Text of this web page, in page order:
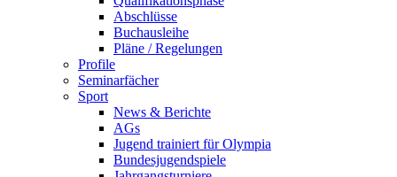
Abschlüsse
Buchausleihe
Pläne / Regelungen
Profile
Seminarfächer
Sport
News & Berichte
AGs
Jugend trainiert für Olympia
Bundesjugendspiele